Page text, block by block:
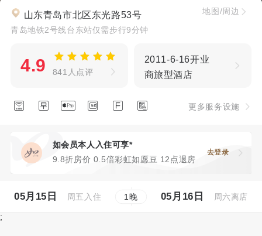
山东青岛市北区东光路53号
青岛地铁2号线台东站仅需步行9分钟
地图/周边
4.9 841人点评
2011-6-16开业
商旅型酒店
      更多服务设施
如会员本人入住可享*
9.8折房价 0.5倍彩虹如愿豆 12点退房
去登录
05月15日 周五入住 1晚 05月16日 周六离店
;